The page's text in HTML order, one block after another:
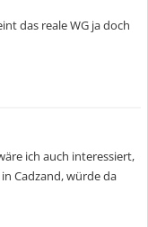
das reale WG ja doch
ich auch interessiert,
Cadzand, würde da